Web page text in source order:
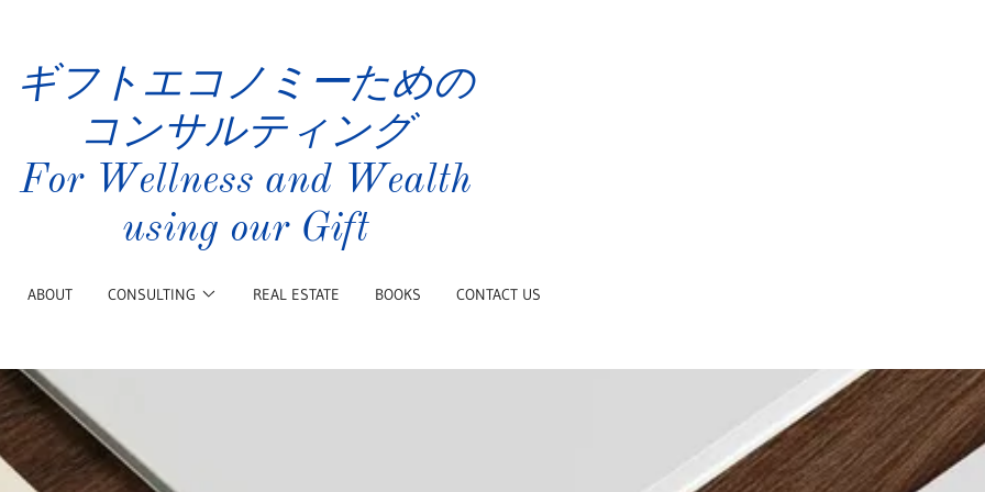
ギフトエコノミーための
コンサルティング
For Wellness and Wealth
using our Gift
ABOUT CONSULTING REAL ESTATE BOOKS CONTACT US